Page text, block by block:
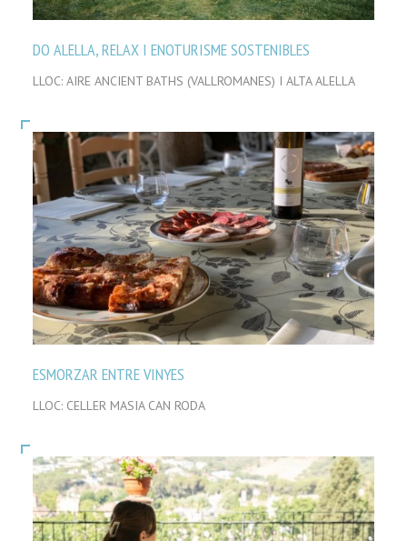
DO ALELLA, RELAX I ENOTURISME SOSTENIBLES
LLOC: AIRE ANCIENT BATHS (VALLROMANES) I ALTA ALELLA
ESMORZAR ENTRE VINYES
LLOC: CELLER MASIA CAN RODA